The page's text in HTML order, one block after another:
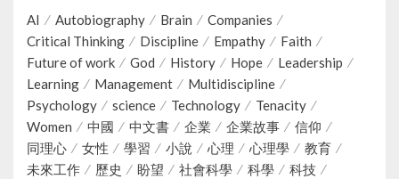
AI Autobiography Brain
Companies
Critical Thinking
Discipline Empathy
Faith
Future of work
God History Hope
Leadership
Learning
Management
Multidiscipline
Psychology
science Technology
Tenacity
Women
中國 中文書 企業 企業故事
信仰
同理心
女性 學習 小說 心理 心理學
教育
未來工作
歷史 盼望 社會科學 科學
科技